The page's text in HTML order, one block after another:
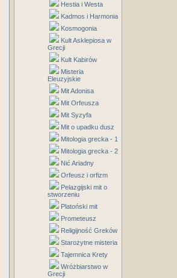
Hestia i Westa
Kadmos i Harmonia
Kosmogonia
Kult Asklepiosa w
Grecji
Kult Kabirów
Misteria
Eleuzyjskie
Mit Adonisa
Mit Orfeusza
Mit Syzyfa
Mit o upadku dusz
Mitologia grecka - 1
Mitologia grecka - 2
Nić Ariadny
Orfeusz i orfizm
Pelazgijski mit o
stworzeniu
Platoński mit
Prometeusz
Religijność Greków
Starożytne misteria
Tajemnica Krety
Wróżbiarstwo w
Grecji